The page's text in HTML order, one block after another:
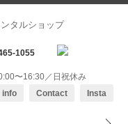
1055
〜16:30／日祝休み
info Contact Insta